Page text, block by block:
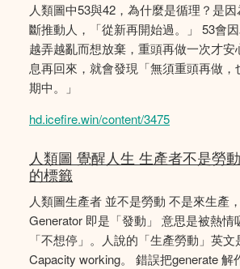
人類圖中53與42，為什麼是循理？是
斷推動人，「從新再開始過。」 53會
越弄越亂而想放棄，重頭再做一次才
息再回來，就會發現「無須重頭再做
期中。」
hd.icefire.win/content/3475
人類圖 覺醒人生 生產者不是勞
的標籤
人類圖生產者 並不是勞動 不是來生產
Generator 即是「發動」 意思是被熱情
「不想停」。人說的「生產勞動」英文
Capacity working。 錯誤把generate 解